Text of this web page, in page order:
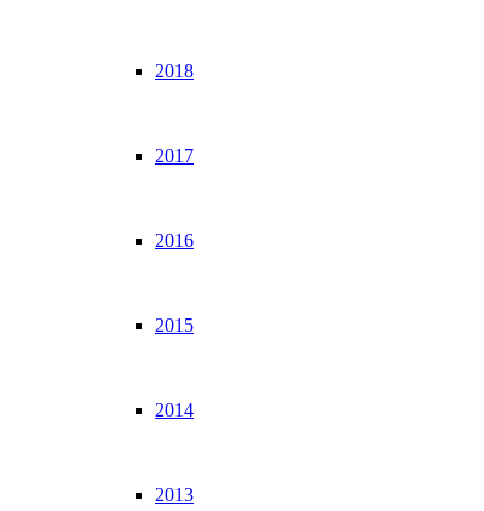
2018
2017
2016
2015
2014
2013